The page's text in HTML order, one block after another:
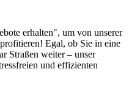
erhalten", um von unserer
Egal, ob Sie in eine
Straßen weiter – unser
und effizienten